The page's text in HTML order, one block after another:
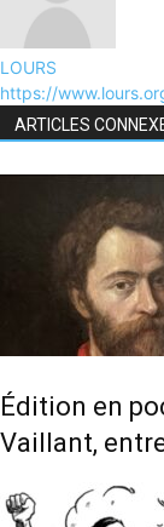
LOURS
https://
ARTICLES
Édition en
Vaillant,